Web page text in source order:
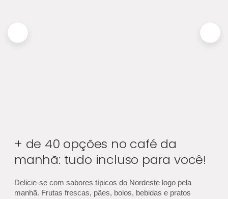
+ de 40 opções no café da
manhã: tudo incluso para você!
Delicie-se com sabores típicos do Nordeste logo pela
manhã. Frutas frescas, pães, bolos, bebidas e pratos